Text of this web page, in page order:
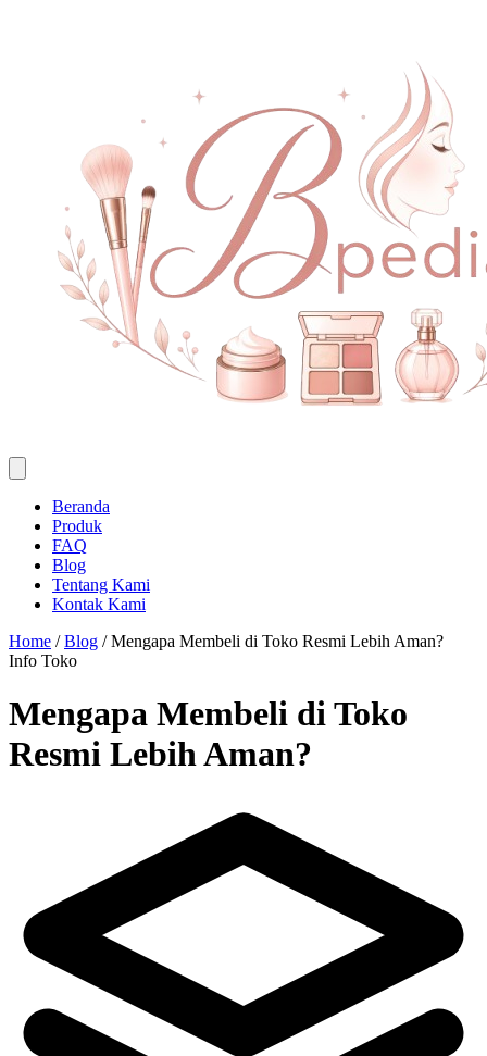
Beranda
Produk
FAQ
Blog
Tentang Kami
Kontak Kami
Home / Blog / Mengapa Membeli di Toko Resmi Lebih Aman?
Info Toko
Mengapa Membeli di Toko
Resmi Lebih Aman?